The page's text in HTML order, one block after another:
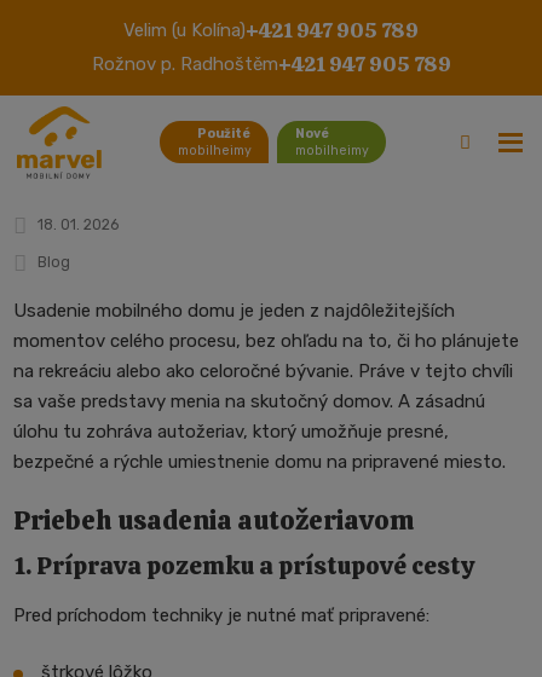
Velim (u Kolína)+421 947 905 789
Rožnov p. Radhoštěm+421 947 905 789
Použité
mobilheimy
Nové
mobilheimy
Usadenie mobilného domu
pomocou autožeriavu
18. 01. 2026
Blog
Usadenie mobilného domu je jeden z najdôležitejších
momentov celého procesu, bez ohľadu na to, či ho plánujete
na rekreáciu alebo ako celoročné bývanie. Práve v tejto chvíli
sa vaše predstavy menia na skutočný domov. A zásadnú
úlohu tu zohráva autožeriav, ktorý umožňuje presné,
bezpečné a rýchle umiestnenie domu na pripravené miesto.
Priebeh usadenia autožeriavom
1. Príprava pozemku a prístupové cesty
Pred príchodom techniky je nutné mať pripravené:
štrkové lôžko